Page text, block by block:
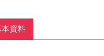
本資料